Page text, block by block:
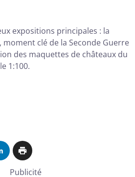
expositions principales : la
moment clé de la Seconde Guerre
des maquettes de châteaux du
1:100.
Publicité